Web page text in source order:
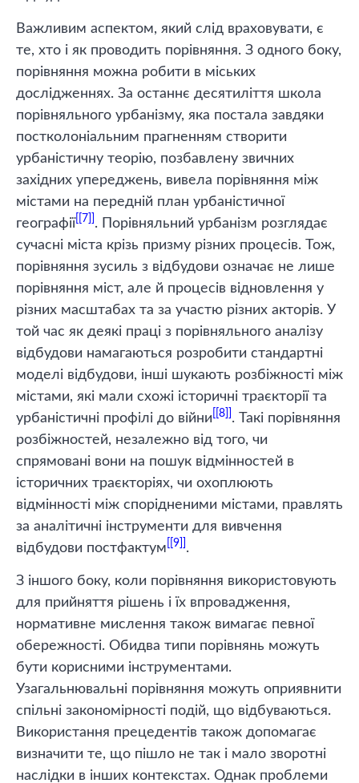
Важливим аспектом, який слід враховувати, є
те, хто і як проводить порівняння. З одного боку,
порівняння можна робити в міських
дослідженнях. За останнє десятиліття школа
порівняльного урбанізму, яка постала завдяки
постколоніальним прагненням створити
урбаністичну теорію, позбавлену звичних
західних упереджень, вивела порівняння між
містами на передній план урбаністичної
географії
[7]
. Порівняльний урбанізм розглядає
сучасні міста крізь призму різних процесів. Тож,
порівняння зусиль з відбудови означає не лише
порівняння міст, але й процесів відновлення у
різних масштабах та за участю різних акторів. У
той час як деякі праці з порівняльного аналізу
відбудови намагаються розробити стандартні
моделі відбудови, інші шукають розбіжності між
містами, які мали схожі історичні траєкторії та
урбаністичні профілі до війни
[8]
. Такі порівняння
розбіжностей, незалежно від того, чи
спрямовані вони на пошук відмінностей в
історичних траєкторіях, чи охоплюють
відмінності між спорідненими містами, правлять
за аналітичні інструменти для вивчення
відбудови постфактум
[9] .
З іншого боку, коли порівняння використовують
для прийняття рішень і їх впровадження,
нормативне мислення також вимагає певної
обережності. Обидва типи порівнянь можуть
бути корисними інструментами.
Узагальнювальні порівняння можуть оприявнити
спільні закономірності подій, що відбуваються.
Використання прецедентів також допомагає
визначити те, що пішло не так і мало зворотні
наслідки в інших контекстах. Однак проблеми